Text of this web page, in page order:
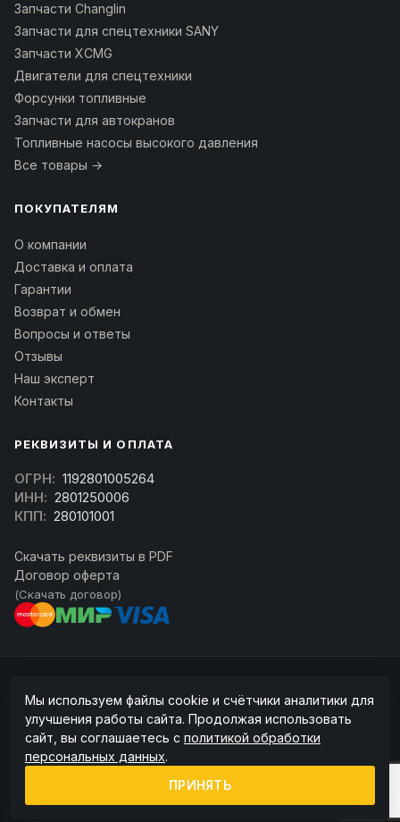
Запчасти Changlin
Запчасти для спецтехники SANY
Запчасти XCMG
Двигатели для спецтехники
Форсунки топливные
Запчасти для автокранов
Топливные насосы высокого давления
Все товары →
ПОКУПАТЕЛЯМ
О компании
Доставка и оплата
Гарантии
Возврат и обмен
Вопросы и ответы
Отзывы
Наш эксперт
Контакты
РЕКВИЗИТЫ И ОПЛАТА
ОГРН: 1192801005264
ИНН: 2801250006
КПП: 280101001
Скачать реквизиты в PDF
Договор оферта
(Скачать договор)
ссылка на источник обязательна.
Информация на сайте не является публичной офертой (ст. 437 ГК РФ).
Политика конфиденциальности
Пользовательское соглашение
Мы используем файлы cookie и счётчики аналитики для
улучшения работы сайта. Продолжая использовать
сайт, вы соглашаетесь с политикой обработки
персональных данных.
ПРИНЯТЬ